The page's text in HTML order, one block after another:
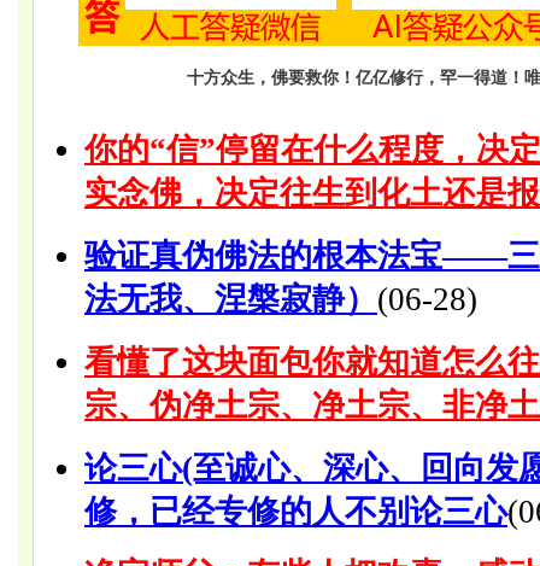
十方众生，佛要救你！亿亿修行，罕一得道！